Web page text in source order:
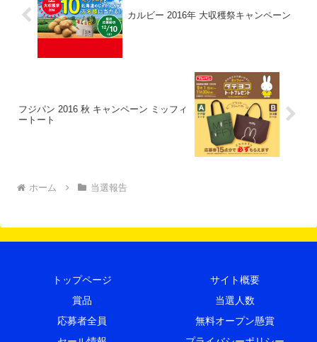
カルビー 2016年 大収穫祭キャンペーン
フジパン 2016 秋 キャンペーン ミッフィ
ートート
ホーム 当選報告
トップページ
サイト概要
賞品
当選人数
応募者全員
無料オープン懸賞